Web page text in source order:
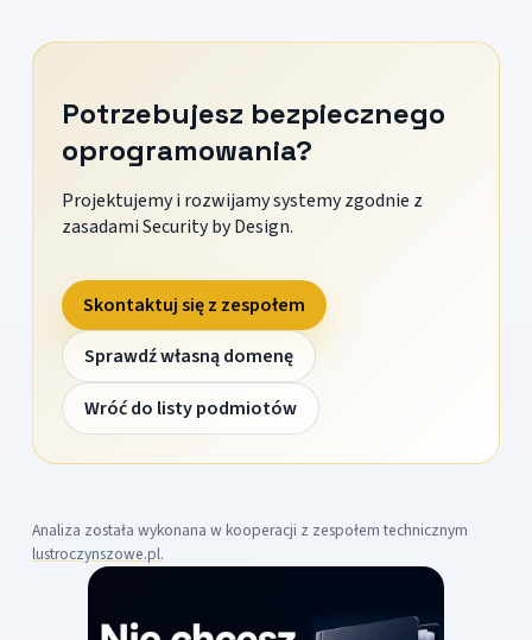
Potrzebujesz bezpiecznego
oprogramowania?
Projektujemy i rozwijamy systemy zgodnie z
zasadami Security by Design.
Skontaktuj się z zespołem
Sprawdź własną domenę
Wróć do listy podmiotów
Analiza została wykonana w kooperacji z zespołem technicznym
lustroczynszowe.pl.